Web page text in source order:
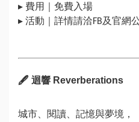
網
站
FB
▸ 費用｜免費入場
▸ 活動｜詳情請洽FB及官網
🖋 迴響 Reverberations
城市、閱讀、記憶與夢境，